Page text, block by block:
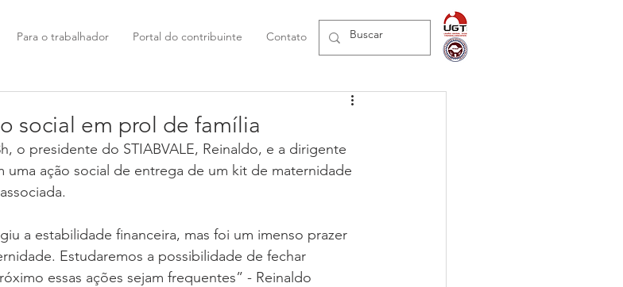
Para o trabalhador Portal do contribuinte Contato
social em prol de família
o presidente do STIABVALE, Reinaldo, e a dirigente
uma ação social de entrega de um kit de maternidade
a estabilidade financeira, mas foi um imenso prazer
Estudaremos a possibilidade de fechar
essas ações sejam frequentes” - Reinaldo